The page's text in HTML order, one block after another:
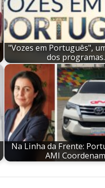
"Vozes em Português",
dos
Na Linha da Frente:
AMI